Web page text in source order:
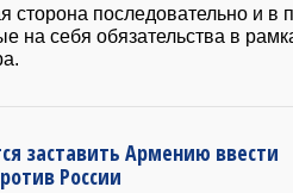
сторона последовательно и в
на себя обязательства в
заставить Армению ввести
России